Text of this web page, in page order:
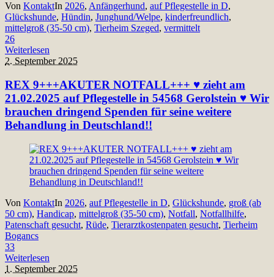
Von KontaktIn 2026, Anfängerhund, auf Pflegestelle in D,
Glückshunde, Hündin, Junghund/Welpe, kinderfreundlich,
mittelgroß (35-50 cm), Tierheim Szeged, vermittelt
26
Weiterlesen
2. September 2025
REX 9+++AKUTER NOTFALL+++ ♥ zieht am
21.02.2025 auf Pflegestelle in 54568 Gerolstein ♥ Wir
brauchen dringend Spenden für seine weitere
Behandlung in Deutschland!!
Von KontaktIn 2026, auf Pflegestelle in D, Glückshunde, groß (ab
50 cm), Handicap, mittelgroß (35-50 cm), Notfall, Notfallhilfe,
Patenschaft gesucht, Rüde, Tierarztkostenpaten gesucht, Tierheim
Bogancs
33
Weiterlesen
1. September 2025